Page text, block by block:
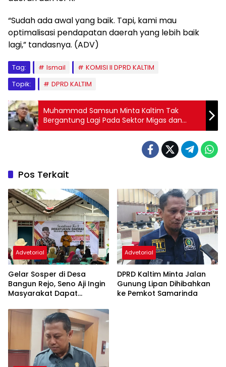
“Sudah ada awal yang baik. Tapi, kami mau
optimalisasi pendapatan daerah yang lebih baik
lagi,” tandasnya. (ADV)
Tag: Ismail
KOMISI II DPRD KALTIM
Topik:
DPRD KALTIM
Muhammad Samsun Minta Kaltim Tak
Bergantung Lagi Pada Sektor Migas dan
Batubara
Pos Terkait
Advetorial
Gelar Sosper di Desa
Bangun Rejo, Seno Aji Ingin
Masyarakat Dapat
Advetorial
DPRD Kaltim Minta Jalan
Gunung Lipan Dihibahkan
ke Pemkot Samarinda